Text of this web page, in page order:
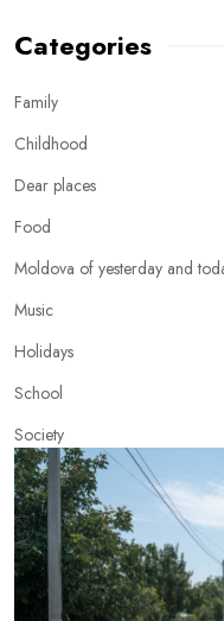
Categories
Family
Childhood
Dear places
Food
Moldova of yesterday and
Music
Holidays
School
Society